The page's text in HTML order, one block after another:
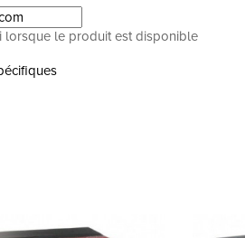
lorsque le produit est disponible